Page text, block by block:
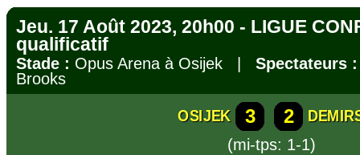
Jeu. 17 Août 2023, 20h00 - LIGUE
qualificatif
Stade : Opus Arena à Osijek | Spectateurs :
Brooks
OSIJEK 3 2
(mi-tps: 1-1)